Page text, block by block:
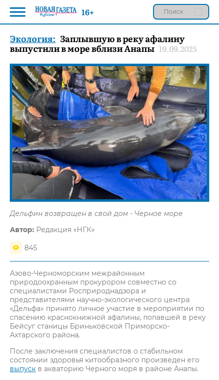
Экология: Заплывшую в реку афалину
выпустили в море вблизи Анапы 19.09.2025
Дельфин возвращен в свой дом - Черное море
Автор: Редакция «НГК»
845
Азово-Черноморским межрайонным
природоохранным прокурором совместно со
специалистами Росприроднадзора и
представителями научно-экологического центра
«Дельфа» принято личное участие в мероприятии по
спасению краснокнижной афалины, попавшей в реку
Бейсуг станицы Бриньковской Приморско-
Ахтарского района.
После заключения специалистов о стабильном
состоянии здоровья китообразного произведен его
выпуск в акваторию Черного моря в районе Анапы.
16+